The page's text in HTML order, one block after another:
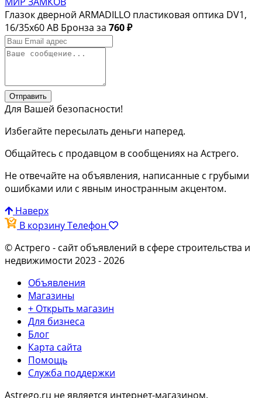
Глазок дверной ARMADILLO пластиковая оптика DV1,
16/35х60 AB Бронза за 760 ₽
Отправить
Для Вашей безопасности!
Избегайте пересылать деньги наперед.
Общайтесь с продавцом в сообщениях на Астрего.
Не отвечайте на объявления, написанные с грубыми
ошибками или с явным иностранным акцентом.
Наверх
В корзинуТелефон
© Астрего - сайт объявлений в сфере строительства и
недвижимости 2023 - 2026
Объявления
Магазины
+ Открыть магазин
Для бизнеса
Блог
Карта сайта
Помощь
Служба поддержки
Astrego.ru не является интернет-магазином.